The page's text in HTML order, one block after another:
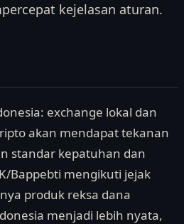
kejelasan aturan.
exchange lokal dan
akan mendapat tekanan
standar kepatuhan dan
Bappebti mengikuti jejak
produk reksa dana
menjadi lebih nyata,